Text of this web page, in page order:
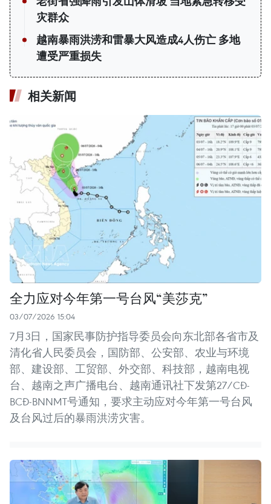
灾群众
越南暴雨洪涝和雷暴大风造成4人伤亡 多地
遭受严重损失
相关新闻
全力应对今年第一号台风“美莎克”
03/07/2026 15:04
7月3日，国家民事防护指导委员会向东北部各省市及
清化省人民委员会，国防部、公安部、农业与环境
部、建设部、工贸部、外交部、科技部，越南电视
台、越南之声广播电台、越南通讯社下发第27/CĐ-
BCĐ-BNNMT号通知，要求主动应对今年第一号台风
及台风过后的暴雨洪涝灾害。